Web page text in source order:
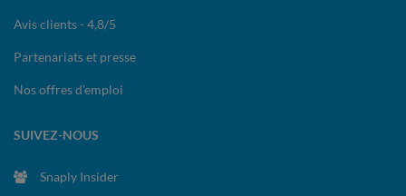
Avis clients - 4,8/5
Partenariats et presse
Nos offres d'emploi
SUIVEZ-NOUS
Snaply Insider